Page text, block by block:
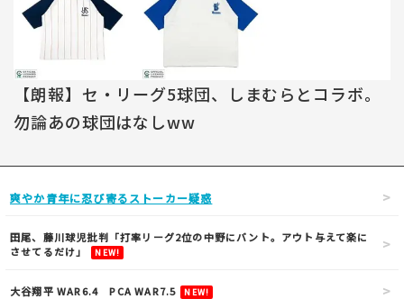
【朗報】セ・リーグ5球団、しまむらとコラボ。
勿論あの球団はなしww
爽やか青年に忍び寄るストーカー疑惑
田尾、藤川球児批判「打率リーグ2位の中野にバント。アウト与えて楽に
させてるだけ」
NEW!
大谷翔平 WAR6.4 PCA WAR7.5 NEW!